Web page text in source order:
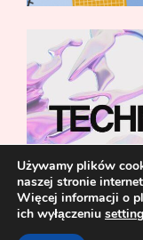
Używamy plików
naszej stronie
Więcej informacji o
ich wyłączeniu